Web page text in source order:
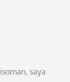
saya